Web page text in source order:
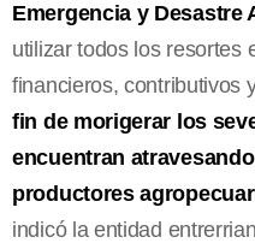
Emergencia y Desastre
utilizar todos los resortes
financieros, contributivos
fin de morigerar los
encuentran
productores
indicó la entidad